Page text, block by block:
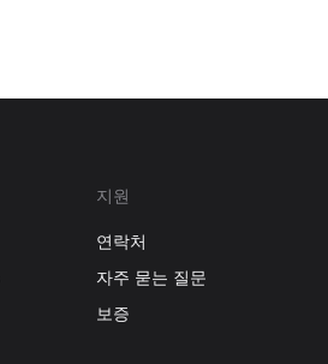
지원
연락처
자주 묻는 질문
보증